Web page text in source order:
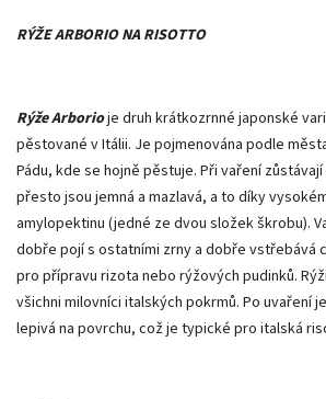
RÝŽE ARBORIO NA RISOTTO
Rýže Arborioje druh krátkozrnné japonské
pěstované v Itálii. Je pojmenována podle
Pádu, kde se hojně pěstuje. Při vaření
přesto jsou jemná a mazlavá, a to díky
amylopektinu (jedné ze dvou složek škrobu).
dobře pojí s ostatními zrny a dobře vstřebává
pro přípravu rizota nebo rýžových pudinků.
všichni milovníci italských pokrmů. Po uvaření
lepivá na povrchu, což je typické pro italská